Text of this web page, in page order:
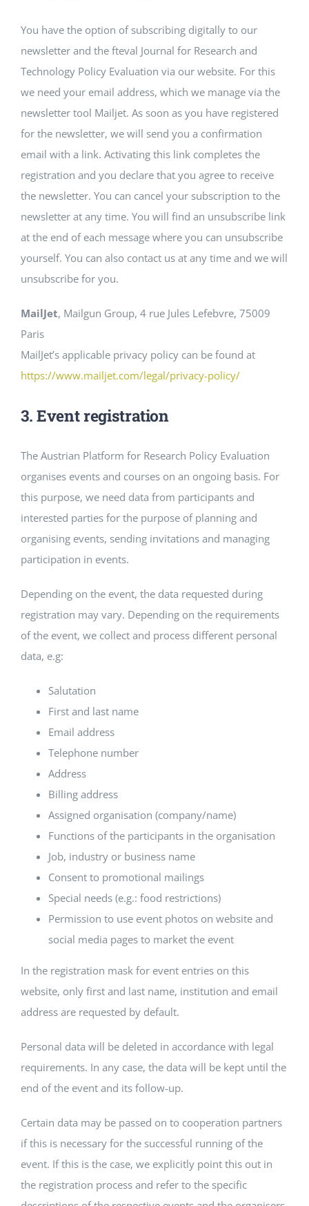
You have the option of subscribing digitally to our
newsletter and the fteval Journal for Research and
Technology Policy Evaluation via our website. For this
we need your email address, which we manage via the
newsletter tool Mailjet. As soon as you have registered
for the newsletter, we will send you a confirmation
email with a link. Activating this link completes the
registration and you declare that you agree to receive
the newsletter. You can cancel your subscription to the
newsletter at any time. You will find an unsubscribe link
at the end of each message where you can unsubscribe
yourself. You can also contact us at any time and we will
unsubscribe for you.
MailJet, Mailgun Group, 4 rue Jules Lefebvre, 75009
Paris
MailJet’s applicable privacy policy can be found at
https://www.mailjet.com/legal/privacy-policy/
3. Event registration
The Austrian Platform for Research Policy Evaluation
organises events and courses on an ongoing basis. For
this purpose, we need data from participants and
interested parties for the purpose of planning and
organising events, sending invitations and managing
participation in events.
Depending on the event, the data requested during
registration may vary. Depending on the requirements
of the event, we collect and process different personal
data, e.g:
Salutation
First and last name
Email address
Telephone number
Address
Billing address
Assigned organisation (company/name)
Functions of the participants in the organisation
Job, industry or business name
Consent to promotional mailings
Special needs (e.g.: food restrictions)
Permission to use event photos on website and
social media pages to market the event
In the registration mask for event entries on this
website, only first and last name, institution and email
address are requested by default.
Personal data will be deleted in accordance with legal
requirements. In any case, the data will be kept until the
end of the event and its follow-up.
Certain data may be passed on to cooperation partners
if this is necessary for the successful running of the
event. If this is the case, we explicitly point this out in
the registration process and refer to the specific